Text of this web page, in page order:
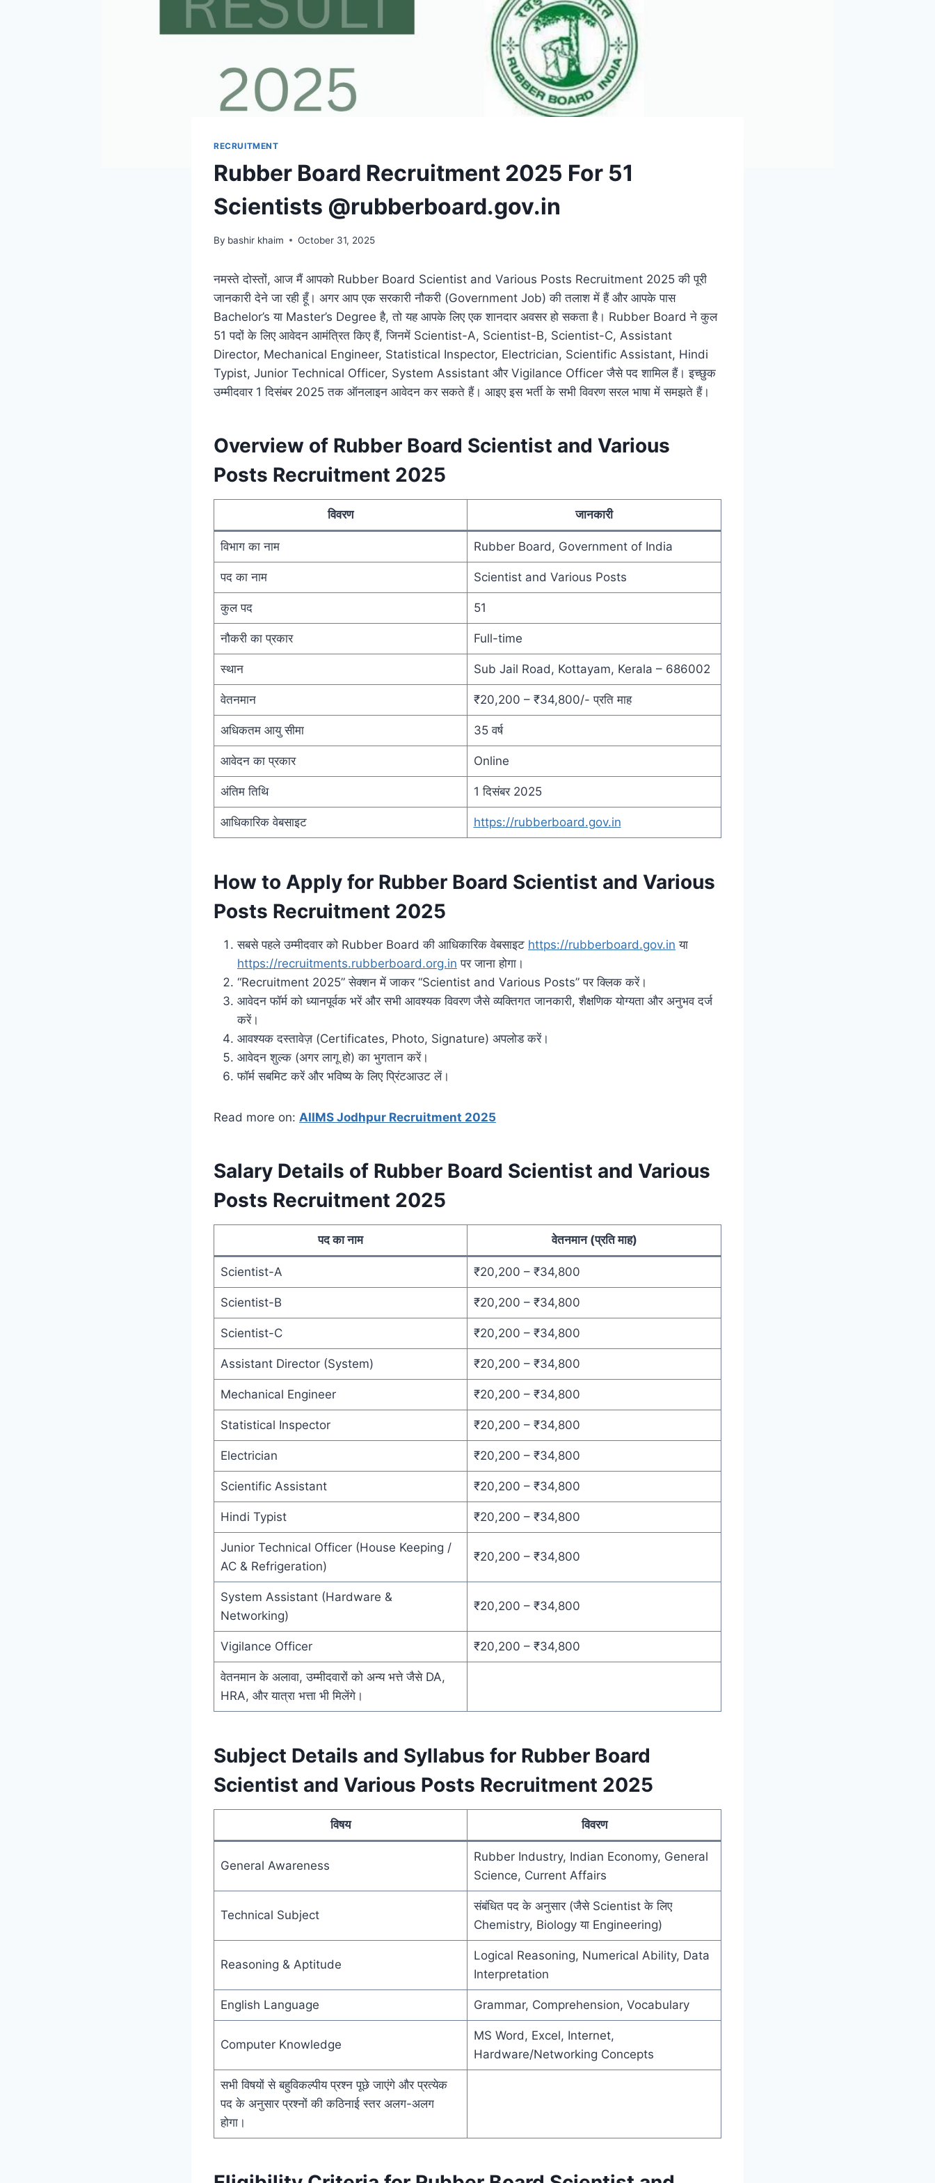
RECRUITMENT
Rubber Board Recruitment 2025 For 51
Scientists @rubberboard.gov.in
By bashir khaim October 31, 2025
नमस्ते दोस्तों, आज मैं आपको Rubber Board Scientist and Various Posts Recruitment 2025 की पूरी
जानकारी देने जा रही हूँ। अगर आप एक सरकारी नौकरी (Government Job) की तलाश में हैं और आपके पास
Bachelor’s या Master’s Degree है, तो यह आपके लिए एक शानदार अवसर हो सकता है। Rubber Board ने कुल
51 पदों के लिए आवेदन आमंत्रित किए हैं, जिनमें Scientist-A, Scientist-B, Scientist-C, Assistant
Director, Mechanical Engineer, Statistical Inspector, Electrician, Scientific Assistant, Hindi
Typist, Junior Technical Officer, System Assistant और Vigilance Officer जैसे पद शामिल हैं। इच्छुक
उम्मीदवार 1 दिसंबर 2025 तक ऑनलाइन आवेदन कर सकते हैं। आइए इस भर्ती के सभी विवरण सरल भाषा में समझते हैं।
Overview of Rubber Board Scientist and Various
Posts Recruitment 2025
विवरण जानकारी
विभाग का नाम Rubber Board, Government of India
पद का नाम Scientist and Various Posts
कुल पद 51
नौकरी का प्रकार Full-time
स्थान Sub Jail Road, Kottayam, Kerala – 686002
वेतनमान ₹20,200 – ₹34,800/- प्रति माह
अधिकतम आयु सीमा 35 वर्ष
आवेदन का प्रकार Online
अंतिम तिथि 1 दिसंबर 2025
आधिकारिक वेबसाइट https://rubberboard.gov.in
How to Apply for Rubber Board Scientist and Various
Posts Recruitment 2025
सबसे पहले उम्मीदवार को Rubber Board की आधिकारिक वेबसाइट https://rubberboard.gov.in या
https://recruitments.rubberboard.org.in पर जाना होगा।
“Recruitment 2025” सेक्शन में जाकर “Scientist and Various Posts” पर क्लिक करें।
आवेदन फॉर्म को ध्यानपूर्वक भरें और सभी आवश्यक विवरण जैसे व्यक्तिगत जानकारी, शैक्षणिक योग्यता और अनुभव दर्ज
करें।
आवश्यक दस्तावेज़ (Certificates, Photo, Signature) अपलोड करें।
आवेदन शुल्क (अगर लागू हो) का भुगतान करें।
फॉर्म सबमिट करें और भविष्य के लिए प्रिंटआउट लें।
Read more on: AIIMS Jodhpur Recruitment 2025
Salary Details of Rubber Board Scientist and Various
Posts Recruitment 2025
पद का नाम वेतनमान (प्रति माह)
Scientist-A ₹20,200 – ₹34,800
Scientist-B ₹20,200 – ₹34,800
Scientist-C ₹20,200 – ₹34,800
Assistant Director (System) ₹20,200 – ₹34,800
Mechanical Engineer ₹20,200 – ₹34,800
Statistical Inspector ₹20,200 – ₹34,800
Electrician ₹20,200 – ₹34,800
Scientific Assistant ₹20,200 – ₹34,800
Hindi Typist ₹20,200 – ₹34,800
Junior Technical Officer (House Keeping /
AC & Refrigeration)
₹20,200 – ₹34,800
System Assistant (Hardware &
Networking)
₹20,200 – ₹34,800
Vigilance Officer ₹20,200 – ₹34,800
वेतनमान के अलावा, उम्मीदवारों को अन्य भत्ते जैसे DA,
HRA, और यात्रा भत्ता भी मिलेंगे।
Subject Details and Syllabus for Rubber Board
Scientist and Various Posts Recruitment 2025
विषय विवरण
General Awareness
Rubber Industry, Indian Economy, General
Science, Current Affairs
Technical Subject
संबंधित पद के अनुसार (जैसे Scientist के लिए
Chemistry, Biology या Engineering)
Reasoning & Aptitude
Logical Reasoning, Numerical Ability, Data
Interpretation
English Language Grammar, Comprehension, Vocabulary
Computer Knowledge
MS Word, Excel, Internet,
Hardware/Networking Concepts
सभी विषयों से बहुविकल्पीय प्रश्न पूछे जाएंगे और प्रत्येक
पद के अनुसार प्रश्नों की कठिनाई स्तर अलग-अलग
होगा।